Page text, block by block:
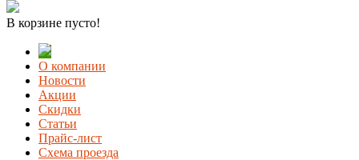
В корзине пусто!
О компании
Новости
Акции
Скидки
Статьи
Прайс-лист
Схема проезда